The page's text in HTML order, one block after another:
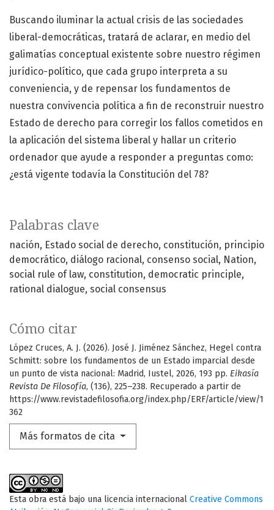
Palabras clave
nación Estado social de derecho constitución principio
democrático diálogo racional consenso social Nation
social rule of law constitution democratic principle
rational dialogue social consensus
Cómo citar
López Cruces, A. J. (2026). José J. Jiménez Sánchez, Hegel contra
Schmitt: sobre los fundamentos de un Estado imparcial desde
un punto de vista nacional: Madrid, Iustel, 2026, 193 pp. Eikasía
Revista De Filosofía, (136), 225–238. Recuperado a partir de
https://www.revistadefilosofia.org/index.php/ERF/article/view/1
362
Más formatos de cita
Buscando iluminar la actual crisis de las sociedades
liberal-democráticas, tratará de aclarar, en medio del
galimatías conceptual existente sobre nuestro régimen
jurídico-político, que cada grupo interpreta a su
conveniencia, y de repensar los fundamentos de
nuestra convivencia política a fin de reconstruir nuestro
Estado de derecho para corregir los fallos cometidos en
la aplicación del sistema liberal y hallar un criterio
ordenador que ayude a responder a preguntas como:
¿está vigente todavía la Constitución del 78?
Esta obra está bajo una licencia internacional Creative Commons